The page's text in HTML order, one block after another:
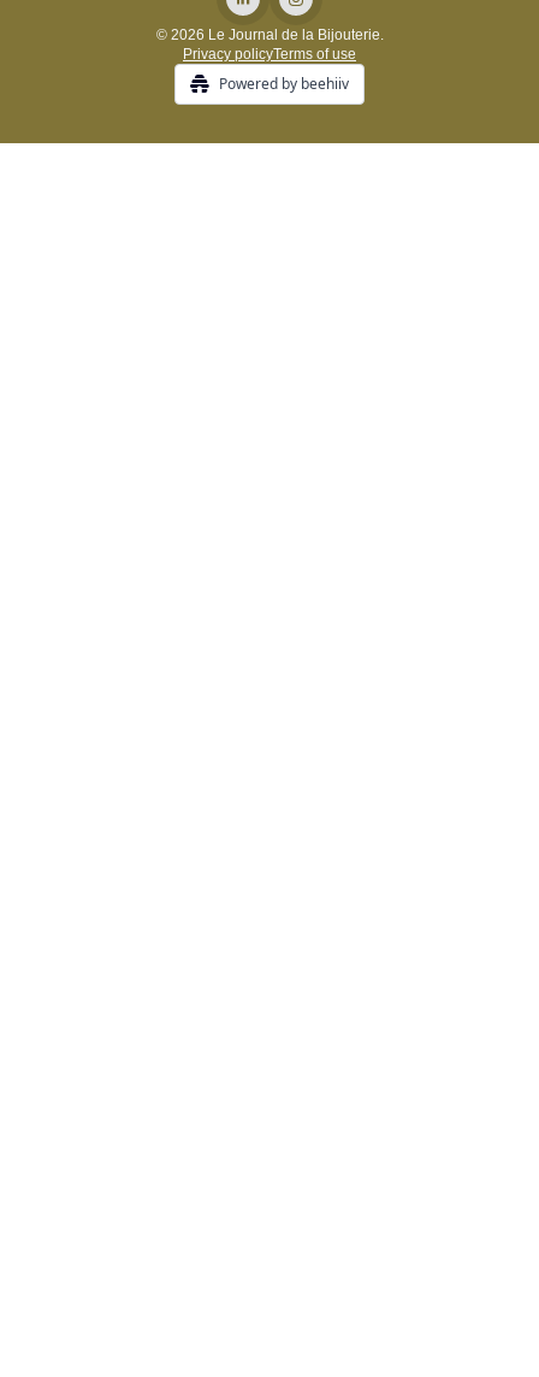
© 2026 Le Journal de la Bijouterie.
Privacy policyTerms of use
Powered by beehiiv